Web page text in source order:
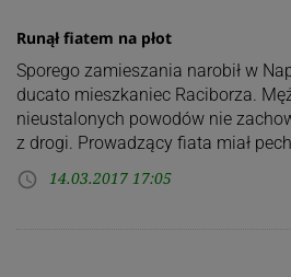
Runął fiatem na płot
Sporego zamieszania narobił w
ducato mieszkaniec Raciborza.
nieustalonych powodów nie
z drogi. Prowadzący fiata miał
access_time 14.03.2017 17:05